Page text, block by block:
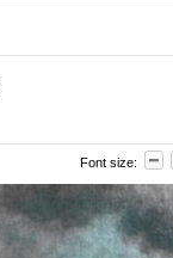
Font size: